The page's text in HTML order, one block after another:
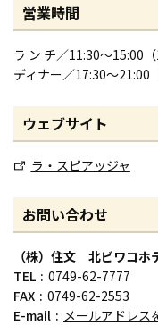
営業時間
ラ ン チ／11:30～15:00（
ディナー／17:30～21:00
ウェブサイト
ラ・スピアッジャ
お問い合わせ
（株）住文 北ビワコホ
TEL
0749-62-7777
FAX
0749-62-2553
E-mail
メールアドレス